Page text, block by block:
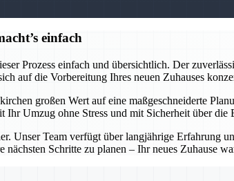
einfach
Prozess einfach und übersichtlich. Der
auf die Vorbereitung Ihres neuen Zuhauses
großen Wert auf eine maßgeschneiderte
Umzug ohne Stress und mit Sicherheit über die
Unser Team verfügt über langjährige Erfahrung
Schritte zu planen – Ihr neues Zuhause